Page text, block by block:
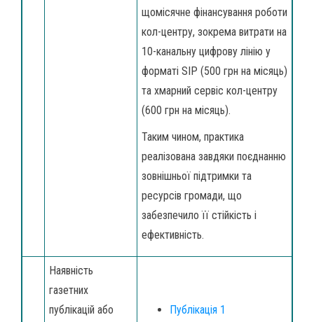
щомісячне фінансування роботи
кол-центру, зокрема витрати на
10-канальну цифрову лінію у
форматі SIP (500 грн на місяць)
та хмарний сервіс кол-центру
(600 грн на місяць).
Таким чином, практика
реалізована завдяки поєднанню
зовнішньої підтримки та
ресурсів громади, що
забезпечило її стійкість і
ефективність.
Наявність
газетних
публікацій або
Публікація 1